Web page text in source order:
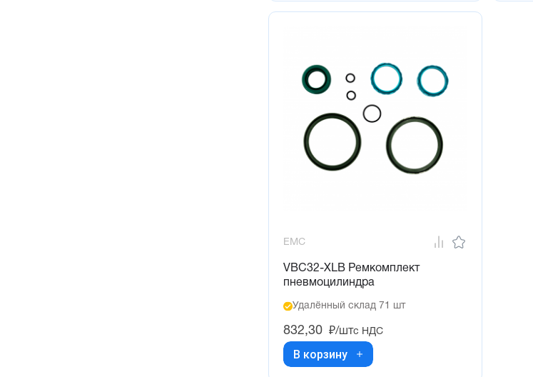
EMC
VBC32-XLB Ремкомплект
пневмоцилиндра
Удалённый склад 71 шт
832,30 ₽/штс НДС
В корзину